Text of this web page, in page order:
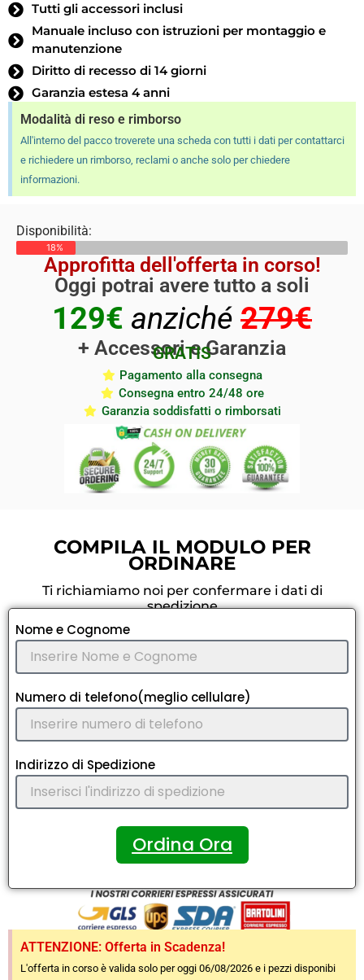
Tutti gli accessori inclusi
Manuale incluso con istruzioni per montaggio e
manutenzione
Diritto di recesso di 14 giorni
Garanzia estesa 4 anni
Modalità di reso e rimborso
All'interno del pacco troverete una scheda con tutti i dati per contattarci
e richiedere un rimborso, reclami o anche solo per chiedere
informazioni.
Disponibilità:
18%
Approfitta dell'offerta in corso!
Oggi potrai avere tutto a soli
129€ anziché 279€
+ Accessori e Garanzia
GRATIS
Pagamento alla consegna
Consegna entro 24/48 ore
Garanzia soddisfatti o rimborsati
COMPILA IL MODULO PER
ORDINARE
Ti richiamiamo noi per confermare i dati di
spedizione
Nome e Cognome
Numero di telefono(meglio cellulare)
Indirizzo di Spedizione
Ordina Ora
ATTENZIONE: Offerta in Scadenza!
L'offerta in corso è valida solo per oggi 06/08/2026 e i pezzi disponibi